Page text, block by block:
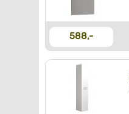
588,-